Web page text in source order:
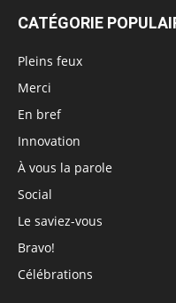
CATÉGORIE
Pleins feux
Merci
En bref
Innovation
À vous la parole
Social
Le saviez-vous
Bravo!
Célébrations